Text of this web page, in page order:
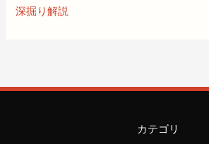
深掘り解説
カテゴリ